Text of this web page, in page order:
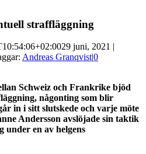
straffläggning
29 juni, 2021 |
Andreas Granqvist|0
Schweiz och Frankrike bjöd
någonting som blir
in i sitt slutskede och varje möte
Andersson avslöjade sin taktik
under en av helgens